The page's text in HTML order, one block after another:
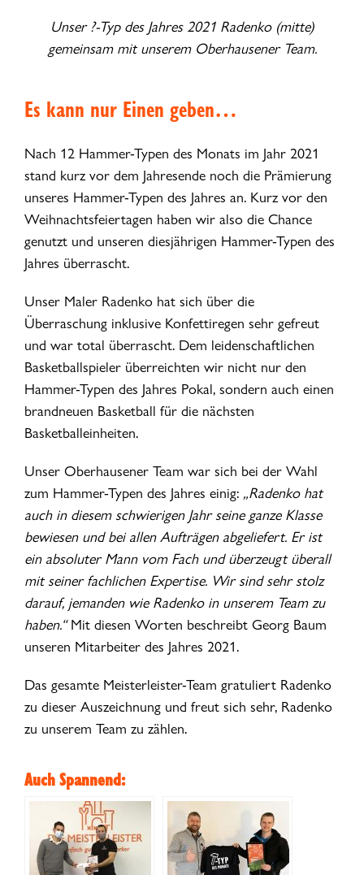
Unser ?-Typ des Jahres 2021 Radenko (mitte)
gemeinsam mit unserem Oberhausener Team.
Es kann nur Einen geben…
Nach 12 Hammer-Typen des Monats im Jahr 2021
stand kurz vor dem Jahresende noch die Prämierung
unseres Hammer-Typen des Jahres an. Kurz vor den
Weihnachtsfeiertagen haben wir also die Chance
genutzt und unseren diesjährigen Hammer-Typen des
Jahres überrascht.
Unser Maler Radenko hat sich über die
Überraschung inklusive Konfettiregen sehr gefreut
und war total überrascht. Dem leidenschaftlichen
Basketballspieler überreichten wir nicht nur den
Hammer-Typen des Jahres Pokal, sondern auch einen
brandneuen Basketball für die nächsten
Basketballeinheiten.
Unser Oberhausener Team war sich bei der Wahl
zum Hammer-Typen des Jahres einig: „Radenko hat
auch in diesem schwierigen Jahr seine ganze Klasse
bewiesen und bei allen Aufträgen abgeliefert. Er ist
ein absoluter Mann vom Fach und überzeugt überall
mit seiner fachlichen Expertise. Wir sind sehr stolz
darauf, jemanden wie Radenko in unserem Team zu
haben.“Mit diesen Worten beschreibt Georg Baum
unseren Mitarbeiter des Jahres 2021.
Das gesamte Meisterleister-Team gratuliert Radenko
zu dieser Auszeichnung und freut sich sehr, Radenko
zu unserem Team zu zählen.
Auch Spannend: